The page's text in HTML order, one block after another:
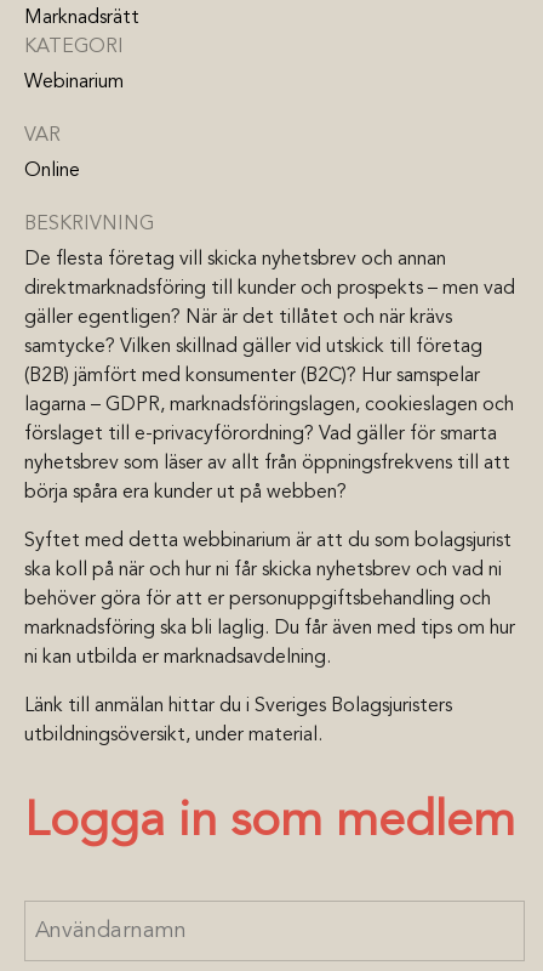
Marknadsrätt
KATEGORI
Webinarium
VAR
Online
BESKRIVNING
De flesta företag vill skicka nyhetsbrev och annan
direktmarknadsföring till kunder och prospekts – men vad
gäller egentligen? När är det tillåtet och när krävs
samtycke? Vilken skillnad gäller vid utskick till företag
(B2B) jämfört med konsumenter (B2C)? Hur samspelar
lagarna – GDPR, marknadsföringslagen, cookieslagen och
förslaget till e-privacyförordning? Vad gäller för smarta
nyhetsbrev som läser av allt från öppningsfrekvens till att
börja spåra era kunder ut på webben?
Syftet med detta webbinarium är att du som bolagsjurist
ska koll på när och hur ni får skicka nyhetsbrev och vad ni
behöver göra för att er personuppgiftsbehandling och
marknadsföring ska bli laglig. Du får även med tips om hur
ni kan utbilda er marknadsavdelning.
Länk till anmälan hittar du i Sveriges Bolagsjuristers
utbildningsöversikt, under material.
Logga in som medlem